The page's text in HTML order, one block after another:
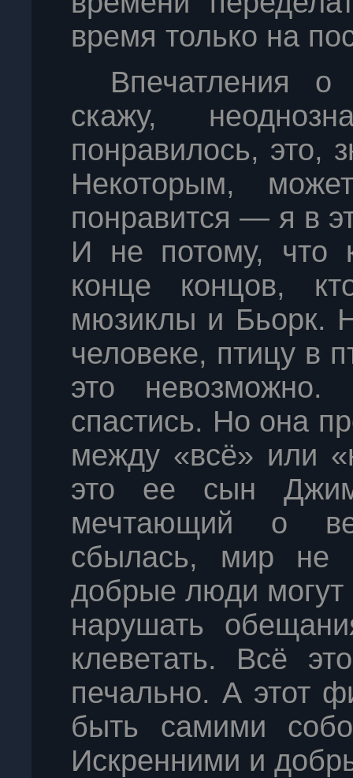
время только на
Впечатления
скажу,
понравилось, это,
Некоторым,
понравится — я в
И не потому, что
конце концов,
мюзиклы и Бьорк.
человеке, птицу в
это
спастись. Но она
между «всё» или
это ее сын
мечтающий о
сбылась, мир не
добрые люди могут
нарушать
клеветать. Всё
печально. А этот
быть самими
Искренними и